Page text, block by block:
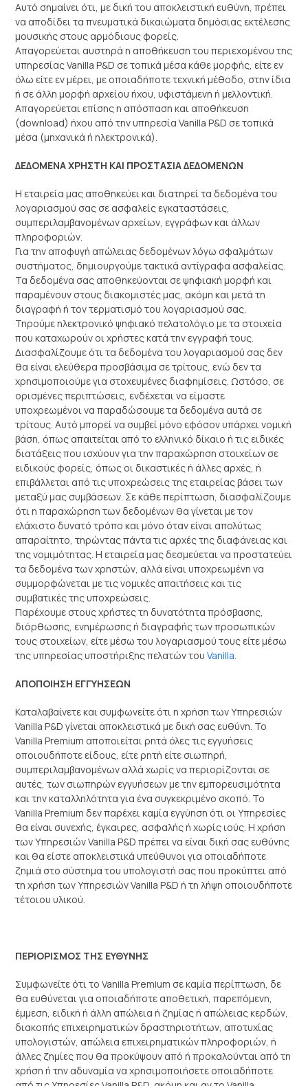
Αυτό σημαίνει ότι, με δική του αποκλειστική ευθύνη, πρέπει
να αποδίδει τα πνευματικά δικαιώματα δημόσιας εκτέλεσης
μουσικής στους αρμόδιους φορείς.
Απαγορεύεται αυστηρά η αποθήκευση του περιεχομένου της
υπηρεσίας Vanilla P&D σε τοπικά μέσα κάθε μορφής, είτε εν
όλω είτε εν μέρει, με οποιαδήποτε τεχνική μέθοδο, στην ίδια
ή σε άλλη μορφή αρχείου ήχου, υφιστάμενη ή μελλοντική.
Απαγορεύεται επίσης η απόσπαση και αποθήκευση
(download) ήχου από την υπηρεσία Vanilla P&D σε τοπικά
μέσα (μηχανικά ή ηλεκτρονικά).
ΔΕΔΟΜΕΝΑ ΧΡΗΣΤΗ ΚΑΙ ΠΡΟΣΤΑΣΙΑ ΔΕΔΟΜΕΝΩΝ
Η εταιρεία μας αποθηκεύει και διατηρεί τα δεδομένα του
λογαριασμού σας σε ασφαλείς εγκαταστάσεις,
συμπεριλαμβανομένων αρχείων, εγγράφων και άλλων
πληροφοριών.
Για την αποφυγή απώλειας δεδομένων λόγω σφαλμάτων
συστήματος, δημιουργούμε τακτικά αντίγραφα ασφαλείας.
Τα δεδομένα σας αποθηκεύονται σε ψηφιακή μορφή και
παραμένουν στους διακομιστές μας, ακόμη και μετά τη
διαγραφή ή τον τερματισμό του λογαριασμού σας.
Τηρούμε ηλεκτρονικό ψηφιακό πελατολόγιο με τα στοιχεία
που καταχωρούν οι χρήστες κατά την εγγραφή τους.
Διασφαλίζουμε ότι τα δεδομένα του λογαριασμού σας δεν
θα είναι ελεύθερα προσβάσιμα σε τρίτους, ενώ δεν τα
χρησιμοποιούμε για στοχευμένες διαφημίσεις. Ωστόσο, σε
ορισμένες περιπτώσεις, ενδέχεται να είμαστε
υποχρεωμένοι να παραδώσουμε τα δεδομένα αυτά σε
τρίτους. Αυτό μπορεί να συμβεί μόνο εφόσον υπάρχει νομική
βάση, όπως απαιτείται από το ελληνικό δίκαιο ή τις ειδικές
διατάξεις που ισχύουν για την παραχώρηση στοιχείων σε
ειδικούς φορείς, όπως οι δικαστικές ή άλλες αρχές, ή
επιβάλλεται από τις υποχρεώσεις της εταιρείας βάσει των
μεταξύ μας συμβάσεων. Σε κάθε περίπτωση, διασφαλίζουμε
ότι η παραχώρηση των δεδομένων θα γίνεται με τον
ελάχιστο δυνατό τρόπο και μόνο όταν είναι απολύτως
απαραίτητο, τηρώντας πάντα τις αρχές της διαφάνειας και
της νομιμότητας. Η εταιρεία μας δεσμεύεται να προστατεύει
τα δεδομένα των χρηστών, αλλά είναι υποχρεωμένη να
συμμορφώνεται με τις νομικές απαιτήσεις και τις
συμβατικές της υποχρεώσεις.
Παρέχουμε στους χρήστες τη δυνατότητα πρόσβασης,
διόρθωσης, ενημέρωσης ή διαγραφής των προσωπικών
τους στοιχείων, είτε μέσω του λογαριασμού τους είτε μέσω
της υπηρεσίας υποστήριξης πελατών τουVanilla.
ΑΠΟΠΟΙΗΣΗ ΕΓΓΥΗΣΕΩΝ
Καταλαβαίνετε και συμφωνείτε ότι η χρήση των Υπηρεσιών
Vanilla P&D γίνεται αποκλειστικά με δική σας ευθύνη. Το
Vanilla Premium αποποιείται ρητά όλες τις εγγυήσεις
οποιουδήποτε είδους, είτε ρητή είτε σιωπηρή,
συμπεριλαμβανομένων αλλά χωρίς να περιορίζονται σε
αυτές, των σιωπηρών εγγυήσεων με την εμπορευσιμότητα
και την καταλληλότητα για ένα συγκεκριμένο σκοπό. Το
Vanilla Premium δεν παρέχει καμία εγγύηση ότι οι Υπηρεσίες
θα είναι συνεχής, έγκαιρες, ασφαλής ή χωρίς ιούς. Η χρήση
των Υπηρεσιών Vanilla P&D πρέπει να είναι δική σας ευθύνης
και θα είστε αποκλειστικά υπεύθυνοι για οποιαδήποτε
ζημιά στο σύστημα του υπολογιστή σας που προκύπτει από
τη χρήση των Υπηρεσιών Vanilla P&D ή τη λήψη οποιουδήποτε
τέτοιου υλικού.
ΠΕΡΙΟΡΙΣΜΟΣ ΤΗΣ ΕΥΘΥΝΗΣ
Συμφωνείτε ότι το Vanilla Premium σε καμία περίπτωση, δε
θα ευθύνεται για οποιαδήποτε αποθετική, παρεπόμενη,
έμμεση, ειδική ή άλλη απώλεια ή ζημίας ή απώλειας κερδών,
διακοπής επιχειρηματικών δραστηριοτήτων, αποτυχίας
υπολογιστών, απώλεια επιχειρηματικών πληροφοριών, ή
άλλες ζημίες που θα προκύψουν από ή προκαλούνται από τη
χρήση ή την αδυναμία να χρησιμοποιήσετε οποιαδήποτε